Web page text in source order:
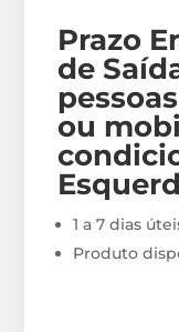
Prazo
de
ou
1 a 7 dias
Produto